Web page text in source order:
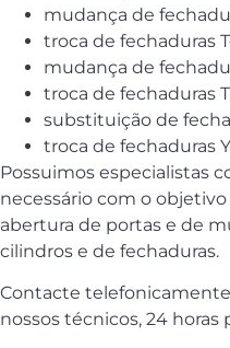
mudança de
troca de fechaduras
mudança de
troca de fechaduras
substituição de
troca de fechaduras
Possuimos especialistas
necessário com o
abertura de portas e de
cilindros e de fechaduras.
Contacte
nossos técnicos, 24 horas